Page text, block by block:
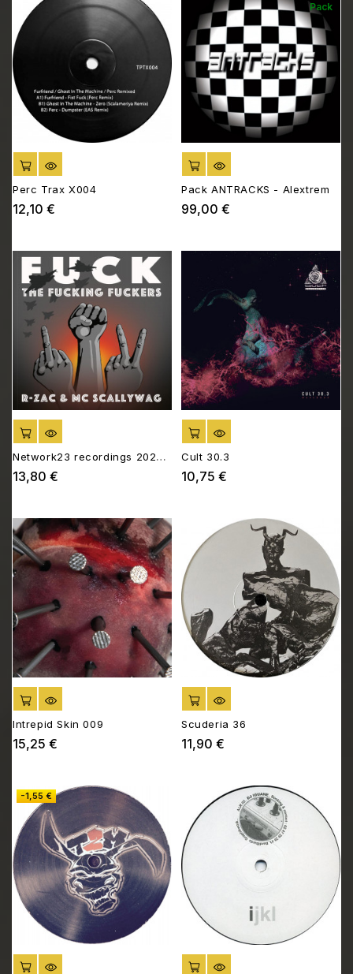
AJOUTER AU PANIER
Perc Trax X004
12,10 €
Pack
AJOUTER AU PANIER
Pack ANTRACKS - Alextrem
99,00 €
AJOUTER AU PANIER
Network23 recordings 2025
EP1
13,80 €
AJOUTER AU PANIER
Cult 30.3
10,75 €
AJOUTER AU PANIER
Intrepid Skin 009
15,25 €
AJOUTER AU PANIER
Scuderia 36
11,90 €
-1,55 €
AJOUTER AU PANIER AJOUTER AU PANIER